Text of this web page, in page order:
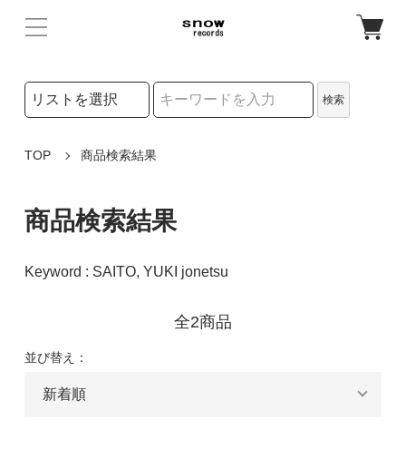
検索リストの選択
検索
TOP 商品検索結果
商品検索結果
Keyword : SAITO, YUKI jonetsu
全2商品
並び替え：